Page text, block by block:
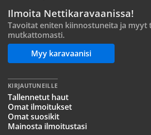
Ilmoita Nettikaravaanissa!
Tavoitat eniten kiinnostuneita ja myyt
mutkattomasti.
Myy karavaanisi
KIRJAUTUNEILLE
Tallennetut haut
Omat ilmoitukset
Omat suosikit
Mainosta ilmoitustasi